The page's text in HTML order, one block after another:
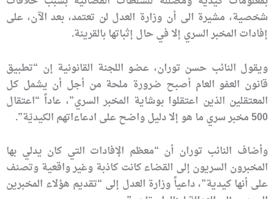
شخصية، مشيرة الى أن وزارة العدل لن تعتمد، بعد الآن، على
إفادات المخبر السري إلا في حال إثباتها بالقرينة.
ويقول النائب حسن توران، عضو اللجنة القانونية إن “تطبيق
قانون العفو العام أصبح ضرورة ملحة من أجل أن يشمل كل
المعتقلين الذين اعتقلوا بوشاية المخبر السري”، عاداً “اعتقال
500 مخبر سري ما هو إلا دليل واضح على ادعاءاتهم الكيديّة”.
وأضاف النائب توران أن “معظم الإفادات التي كان يدلي بها
المخبرون السريون إلى القضاء كانت كاذبة وغير واقعية وتصنف
على أنها كيدية”، داعياً وزارة العدل إلى “تقديم هؤلاء المخبرين